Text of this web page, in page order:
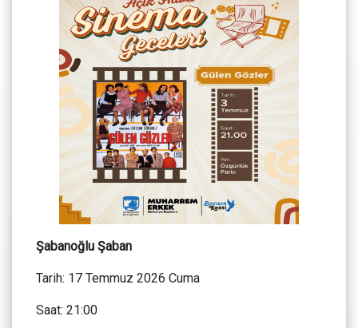
Şabanoğlu Şaban
Tarih: 17 Temmuz 2026 Cuma
Saat: 21:00